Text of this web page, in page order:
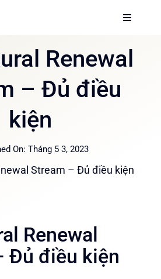
Toggle
Toggle
Renewal
– Đủ điều
kiện
On: Tháng 5 3, 2023
Renewal
Đủ điều kiện